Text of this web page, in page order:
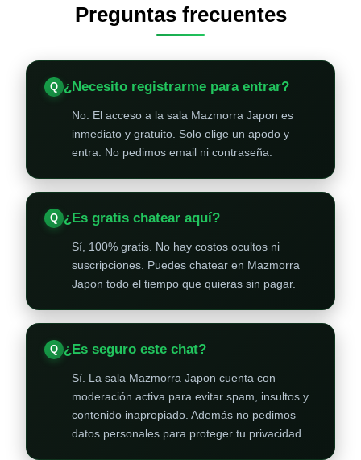
Preguntas frecuentes
¿Necesito registrarme para entrar?
No. El acceso a la sala Mazmorra Japon es
inmediato y gratuito. Solo elige un apodo y
entra. No pedimos email ni contraseña.
¿Es gratis chatear aquí?
Sí, 100% gratis. No hay costos ocultos ni
suscripciones. Puedes chatear en Mazmorra
Japon todo el tiempo que quieras sin pagar.
¿Es seguro este chat?
Sí. La sala Mazmorra Japon cuenta con
moderación activa para evitar spam, insultos y
contenido inapropiado. Además no pedimos
datos personales para proteger tu privacidad.